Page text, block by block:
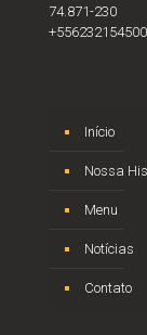
74.871-230
+556232154500
Início
Nossa
Menu
Notícias
Contato